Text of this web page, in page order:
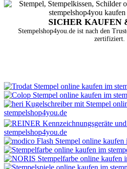
SICHER KAUFEN
Stempelshop4you.de ist nach den
zertifiziert.